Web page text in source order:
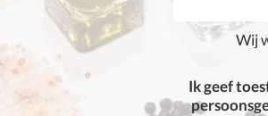
Wij
Ik geef